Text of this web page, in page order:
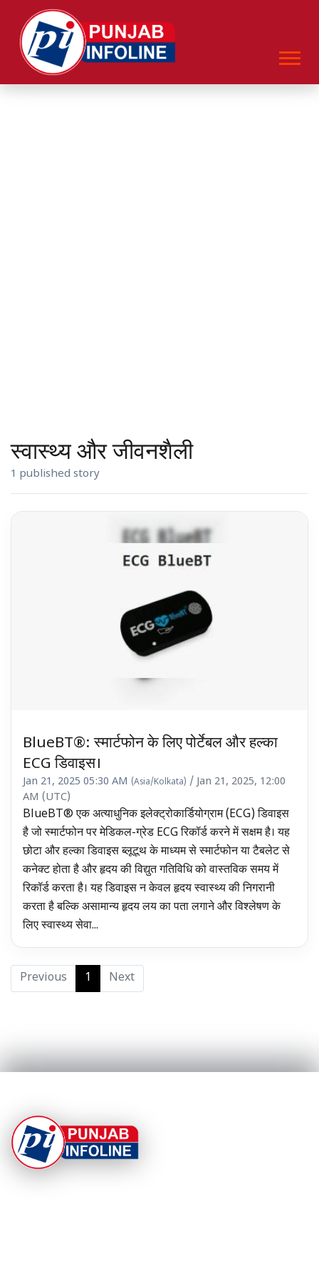
स्वास्थ्य और जीवनशैली
1 published story
BlueBT®: स्मार्टफोन के लिए पोर्टेबल और हल्का
ECG डिवाइस।
Jan 21, 2025 05:30 AM (Asia/Kolkata) / Jan 21, 2025, 12:00
AM (UTC)
BlueBT® एक अत्याधुनिक इलेक्ट्रोकार्डियोग्राम (ECG) डिवाइस
है जो स्मार्टफोन पर मेडिकल-ग्रेड ECG रिकॉर्ड करने में सक्षम है। यह
छोटा और हल्का डिवाइस ब्लूटूथ के माध्यम से स्मार्टफोन या टैबलेट से
कनेक्ट होता है और हृदय की विद्युत गतिविधि को वास्तविक समय में
रिकॉर्ड करता है। यह डिवाइस न केवल हृदय स्वास्थ्य की निगरानी
करता है बल्कि असामान्य हृदय लय का पता लगाने और विश्लेषण के
लिए स्वास्थ्य सेवा...
Previous 1 Next